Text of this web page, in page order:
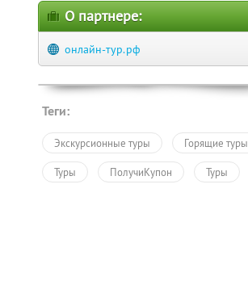
О партнере:
онлайн-тур.рф
Теги:
Экскурсионные туры Горящие туры
Туры ПолучиКупон Туры